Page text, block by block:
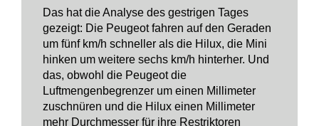
Das hat die Analyse des gestrigen Tages
gezeigt: Die Peugeot fahren auf den Geraden
um fünf km/h schneller als die Hilux, die Mini
hinken um weitere sechs km/h hinterher. Und
das, obwohl die Peugeot die
Luftmengenbegrenzer um einen Millimeter
zuschnüren und die Hilux einen Millimeter
mehr Durchmesser für ihre Restriktoren